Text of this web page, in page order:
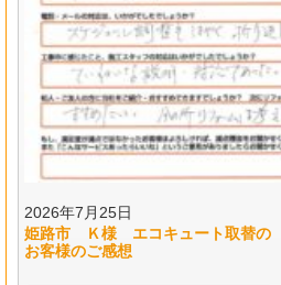
2026年7月25日
姫路市 Ｋ様 エコキュート取替の
お客様のご感想